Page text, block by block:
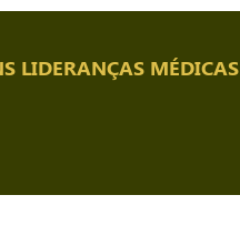
LIDERANÇAS MÉDICAS